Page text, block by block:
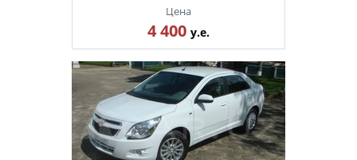
Цена
4 400 у.е.